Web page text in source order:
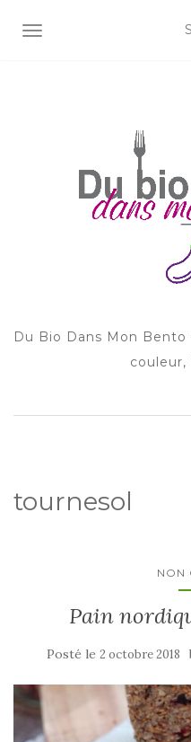
AFFICHER/MASQUER
Du Bio Dans Mon
tournesol
NON
Pain
Posté le 2 octobre 2018